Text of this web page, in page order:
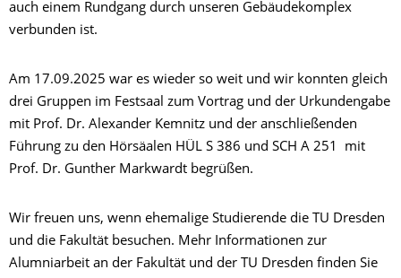
auch einem Rundgang durch unseren Gebäudekomplex
verbunden ist.
Am 17.09.2025 war es wieder so weit und wir konnten gleich
drei Gruppen im Festsaal zum Vortrag und der Urkundengabe
mit Prof. Dr. Alexander Kemnitz und der anschließenden
Führung zu den Hörsäalen HÜL S 386 und SCH A 251 mit
Prof. Dr. Gunther Markwardt begrüßen.
Wir freuen uns, wenn ehemalige Studierende die TU Dresden
und die Fakultät besuchen. Mehr Informationen zur
Alumniarbeit an der Fakultät und der TU Dresden finden Sie